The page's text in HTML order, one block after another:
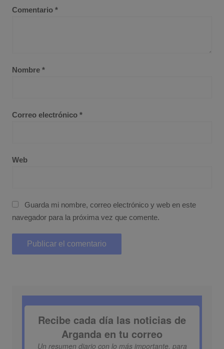
Comentario *
Nombre *
Correo electrónico *
Web
Guarda mi nombre, correo electrónico y web en este
navegador para la próxima vez que comente.